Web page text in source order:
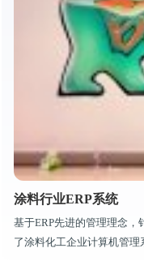
涂料行业ERP系统
基于ERP先进的管理理念
了涂料化工企业计算机管理